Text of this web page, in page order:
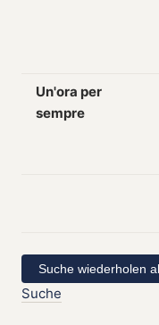
Un'ora per
sempre
Suche